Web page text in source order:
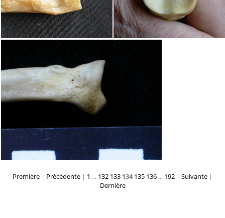
Première | Précédente | 1 ... 132 133 134 135 136 ... 192 | Suivante |
Dernière